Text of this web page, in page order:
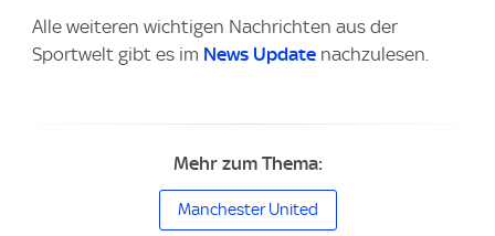
Alle weiteren wichtigen Nachrichten aus der
Sportwelt gibt es im News Update nachzulesen.
Mehr zum Thema:
Manchester United